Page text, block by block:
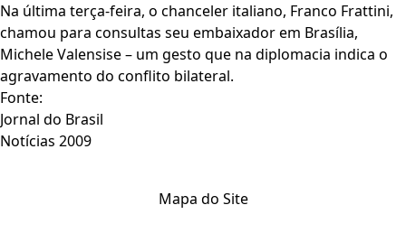
Na última terça-feira, o chanceler italiano, Franco Frattini,
chamou para consultas seu embaixador em Brasília,
Michele Valensise – um gesto que na diplomacia indica o
agravamento do conflito bilateral.
Fonte:
Jornal do Brasil
Notícias 2009
Mapa do Site